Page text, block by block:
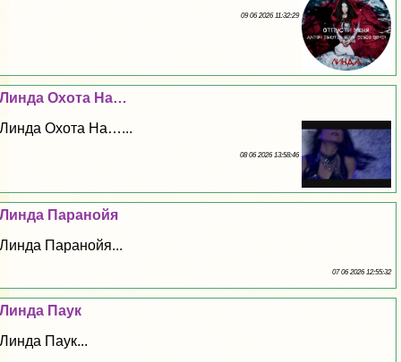
09 06 2026 11:32:29
Линда Охота На…
Линда Охота На…...
08 06 2026 13:58:46
Линда Паранойя
Линда Паранойя...
07 06 2026 12:55:32
Линда Паук
Линда Паук...